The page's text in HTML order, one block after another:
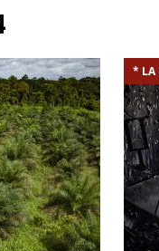
octobre»
ETATS-UNIS
Le retour de l’option militaire
Les vies noires comptent:
* LA